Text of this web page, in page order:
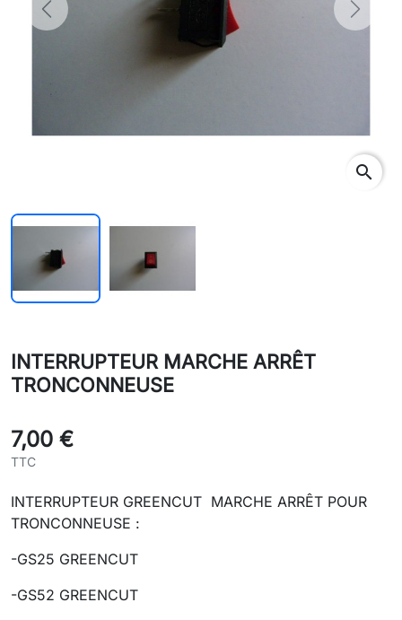
Previous Next
search
INTERRUPTEUR MARCHE ARRÊT
TRONCONNEUSE
7,00 €
TTC
INTERRUPTEUR GREENCUT MARCHE ARRÊT POUR
TRONCONNEUSE :
-GS25 GREENCUT
-GS52 GREENCUT